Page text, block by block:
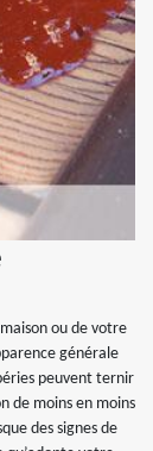
ou de votre
générale
peuvent ternir
de moins en moins
des signes de